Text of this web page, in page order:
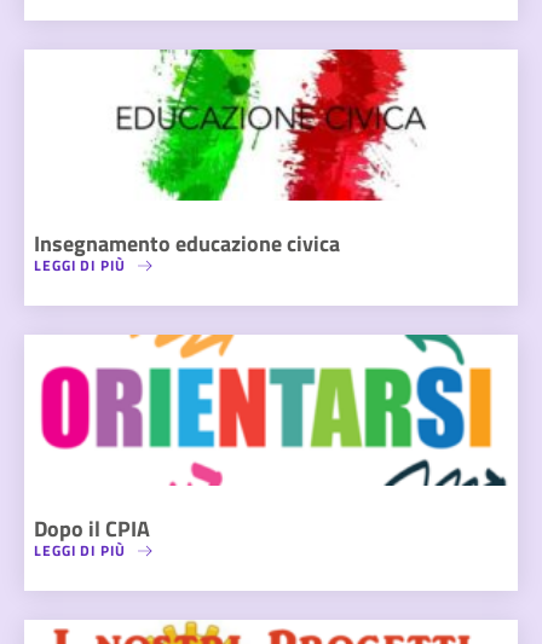
Insegnamento educazione civica
LEGGI DI PIÙ
Dopo il CPIA
LEGGI DI PIÙ